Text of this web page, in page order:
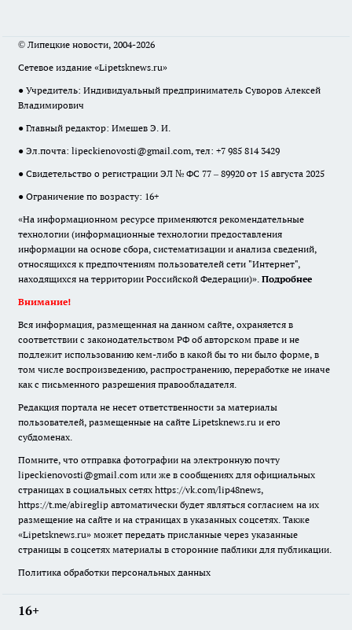
© Липецкие новости, 2004-2026
Сетевое издание «Lipetsknews.ru»
● Учредитель: Индивидуальный предприниматель Суворов Алексей
Владимирович
● Главный редактор: Имешев Э. И.
● Эл.почта: lipeckienovosti@gmail.com, тел: +7 985 814 3429
● Свидетельство о регистрации ЭЛ № ФС 77 – 89920 от 15 августа 2025
● Ограничение по возрасту: 16+
«На информационном ресурсе применяются рекомендательные
технологии (информационные технологии предоставления
информации на основе сбора, систематизации и анализа сведений,
относящихся к предпочтениям пользователей сети "Интернет",
находящихся на территории Российской Федерации)». Подробнее
Внимание!
Вся информация, размещенная на данном сайте, охраняется в
соответствии с законодательством РФ об авторском праве и не
подлежит использованию кем-либо в какой бы то ни было форме, в
том числе воспроизведению, распространению, переработке не иначе
как с письменного разрешения правообладателя.
Редакция портала не несет ответственности за материалы
пользователей, размещенные на сайте Lipetsknews.ru и его
субдоменах.
Помните, что отправка фотографии на электронную почту
lipeckienovosti@gmail.com или же в сообщениях для официальных
страницах в социальных сетях https://vk.com/lip48news,
https://t.me/abireglip автоматически будет являться согласием на их
размещение на сайте и на страницах в указанных соцсетях. Также
«Lipetsknews.ru» может передать присланные через указанные
страницы в соцсетях материалы в сторонние паблики для публикации.
Политика обработки персональных данных
16+